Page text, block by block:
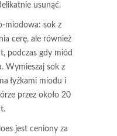
usunąć.
miodowa: sok z
cerę, ale również
podczas gdy miód
Wymieszaj sok z
łyżkami miodu i
przez około 20
jest ceniony za